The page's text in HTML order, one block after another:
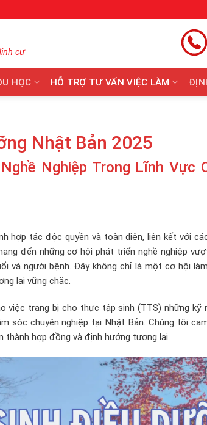
cư
HỌC HỖ TRỢ TƯ VẤN VIỆC LÀM
Nhật Bản 2025
Nghiệp Trong Lĩnh Vực
hợp tác độc quyền và toàn diện, liên kết với
đến những cơ hội phát triển nghề nghiệp
và người bệnh. Đây không chỉ là một cơ hội
lai vững chắc.
việc trang bị cho thực tập sinh (TTS) những kỹ
sóc chuyên nghiệp tại Nhật Bản. Chúng tôi
thành hợp đồng và định hướng tương lai.